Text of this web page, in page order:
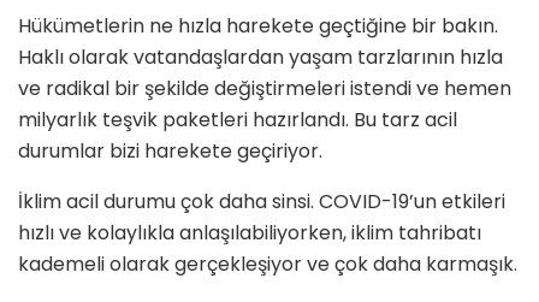
Hükümetlerin ne hızla harekete geçtiğine bir bakın.
Haklı olarak vatandaşlardan yaşam tarzlarının hızla
ve radikal bir şekilde değiştirmeleri istendi ve hemen
milyarlık teşvik paketleri hazırlandı. Bu tarz acil
durumlar bizi harekete geçiriyor.
İklim acil durumu çok daha sinsi. COVID-19’un etkileri
hızlı ve kolaylıkla anlaşılabiliyorken, iklim tahribatı
kademeli olarak gerçekleşiyor ve çok daha karmaşık.